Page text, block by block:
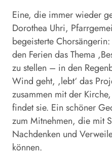
Eine, die immer wieder
Dorothea Uhri,
begeisterte
den Ferien das Thema
zu stellen – in den
Wind geht, ,lebt‘ das
zusammen mit der
findet sie. Ein schöner
zum Mitnehmen, die mit
Nachdenken und
können.